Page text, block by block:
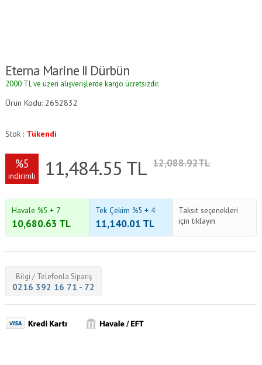
Eterna Marine II Dürbün
2000 TL ve üzeri alışverişlerde kargo ücretsizdir.
Ürün Kodu: 2652832
Stok : Tükendi
%5
indirimli 11,484.55 TL 12,088.92TL
Havale %5 + 7
10,680.63 TL
Tek Çekim %5 + 4
11,140.01 TL
Taksit seçenekleri
için tıklayın
Bilgi / Telefonla Sipariş
0216 392 16 71 - 72